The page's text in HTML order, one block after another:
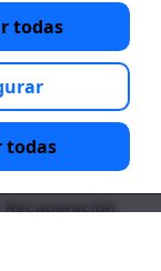
recogida
pedido online
Pinto
todas
todas